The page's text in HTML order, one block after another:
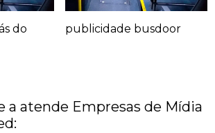
do
publicidade busdoor
a atende Empresas de Mídia